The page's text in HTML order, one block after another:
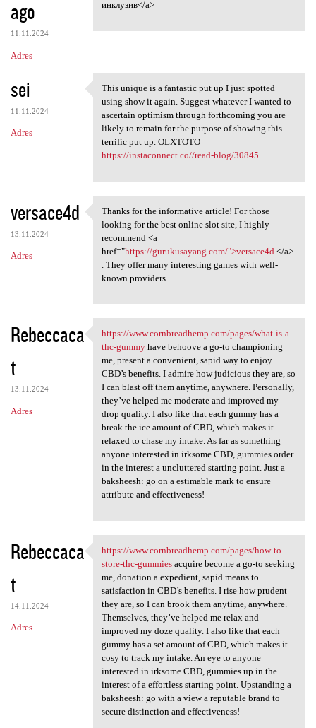
ago
11.11.2024
Adres
инклузив</a>
sei
11.11.2024
Adres
This unique is a fantastic
This unique is a fantastic put up I just spotted
using show it again. Suggest whatever I wanted to
ascertain optimism through forthcoming you are
likely to remain for the purpose of showing this
terrific put up. OLXTOTO
https://instaconnect.co//read-blog/30845
versace4d
13.11.2024
Adres
Thanks for the informative
Thanks for the informative article! For those
looking for the best online slot site, I highly
recommend <a
href="https://gurukusayang.com/">versace4d </a>
. They offer many interesting games with well-
known providers.
Rebeccaca
t
13.11.2024
Adres
https://www.cornbreadhemp.com
https://www.cornbreadhemp.com/pages/what-is-a-
thc-gummyhave behoove a go-to championing
me, present a convenient, sapid way to enjoy
CBD’s benefits. I admire how judicious they are, so
I can blast off them anytime, anywhere. Personally,
they’ve helped me moderate and improved my
drop quality. I also like that each gummy has a
break the ice amount of CBD, which makes it
relaxed to chase my intake. As far as something
anyone interested in irksome CBD, gummies order
in the interest a uncluttered starting point. Just a
baksheesh: go on a estimable mark to ensure
attribute and effectiveness!
Rebeccaca
t
14.11.2024
Adres
https://www.cornbreadhemp.com
https://www.cornbreadhemp.com/pages/how-to-
store-thc-gummiesacquire become a go-to seeking
me, donation a expedient, sapid means to
satisfaction in CBD’s benefits. I rise how prudent
they are, so I can brook them anytime, anywhere.
Themselves, they’ve helped me relax and
improved my doze quality. I also like that each
gummy has a set amount of CBD, which makes it
cosy to track my intake. An eye to anyone
interested in irksome CBD, gummies up in the
interest of a effortless starting point. Upstanding a
baksheesh: go with a view a reputable brand to
secure distinction and effectiveness!